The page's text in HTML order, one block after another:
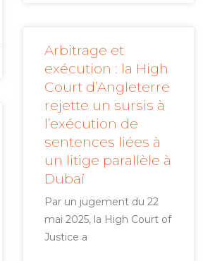
Arbitrage et
exécution : la High
Court d’Angleterre
rejette un sursis à
l’exécution de
sentences liées à
un litige parallèle à
Dubaï
Par un jugement du 22
mai 2025, la High Court of
Justice a